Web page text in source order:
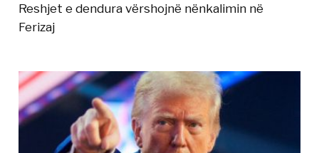
Reshjet e dendura vërshojnë nënkalimin në
Ferizaj